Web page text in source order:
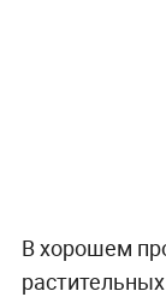
В хорошем